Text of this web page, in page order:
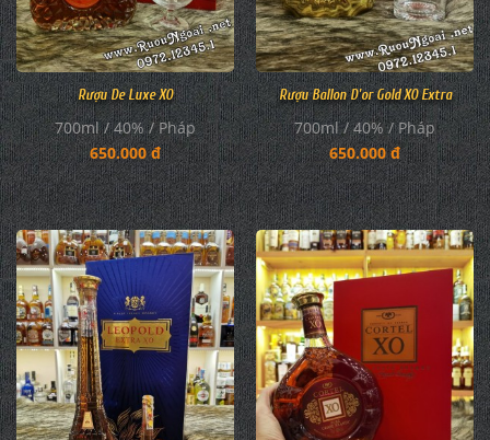
Rượu De Luxe XO
700ml / 40% / Pháp
650.000 đ
Rượu Ballon D'or Gold XO Extra
700ml / 40% / Pháp
650.000 đ